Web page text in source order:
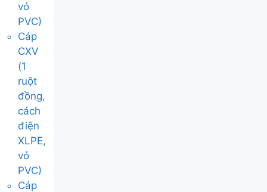
vỏ
PVC)
Cáp
CXV
(1
ruột
đồng,
cách
điện
XLPE,
vỏ
PVC)
Cáp